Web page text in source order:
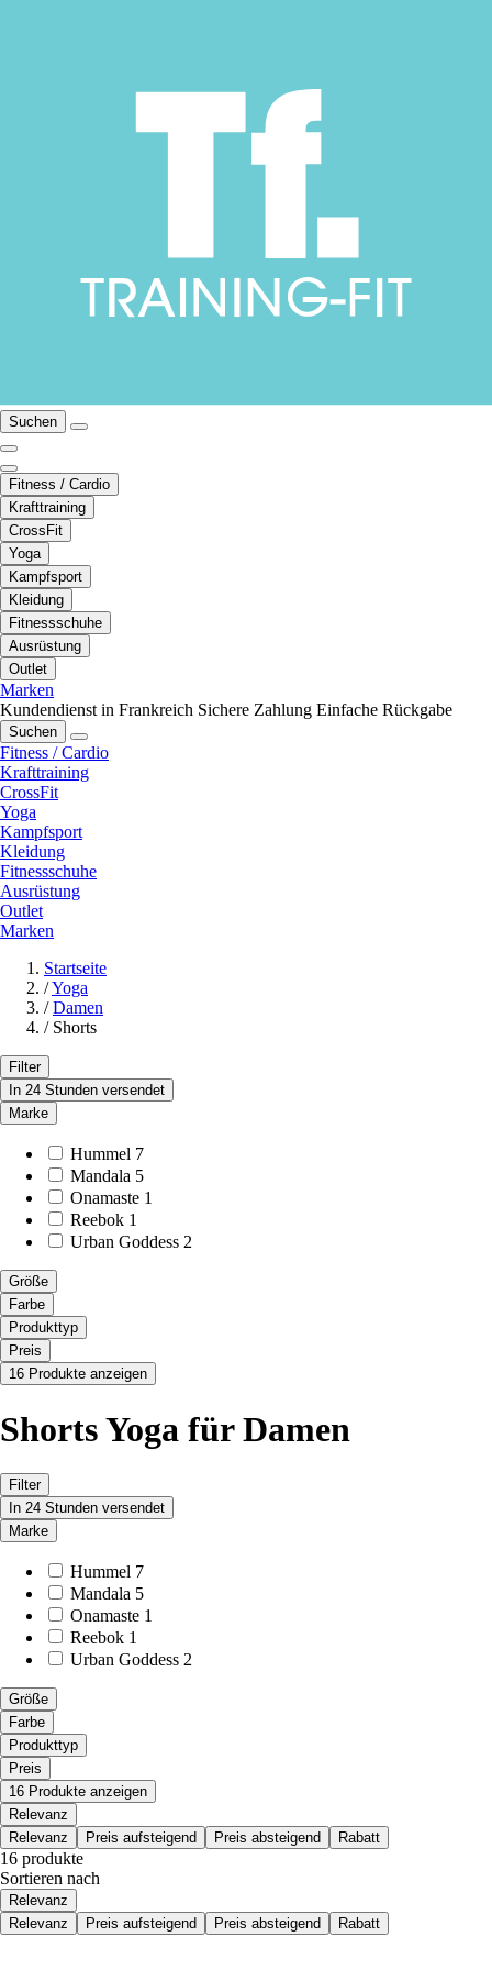
Suchen
Fitness / Cardio
Krafttraining
CrossFit
Yoga
Kampfsport
Kleidung
Fitnessschuhe
Ausrüstung
Outlet
Marken
Kundendienst in Frankreich Sichere Zahlung Einfache Rückgabe
Suchen
Fitness / Cardio
Krafttraining
CrossFit
Yoga
Kampfsport
Kleidung
Fitnessschuhe
Ausrüstung
Outlet
Marken
Startseite
/Yoga
/ Damen
/ Shorts
Filter
In 24 Stunden versendet
Marke
Hummel 7
Mandala 5
Onamaste 1
Reebok 1
Urban Goddess 2
Größe
Farbe
Produkttyp
Preis
16 Produkte anzeigen
Shorts Yoga für Damen
Filter
In 24 Stunden versendet
Marke
Hummel 7
Mandala 5
Onamaste 1
Reebok 1
Urban Goddess 2
Größe
Farbe
Produkttyp
Preis
16 Produkte anzeigen
Relevanz
Relevanz
Preis aufsteigend Preis absteigend Rabatt
16 produkte
Sortieren nach
Relevanz
Relevanz
Preis aufsteigend Preis absteigend Rabatt